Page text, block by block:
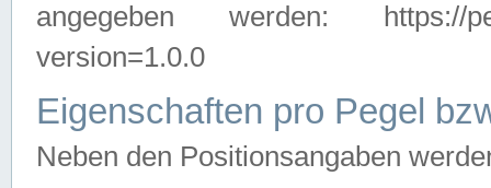
angegeben werden: https://
version=1.0.0
Eigenschaften pro Pegel
Neben den Positionsangaben